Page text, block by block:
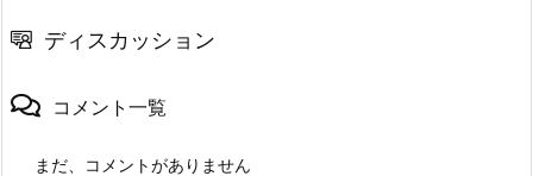
ディスカッション
コメント一覧
まだ、コメントがありません